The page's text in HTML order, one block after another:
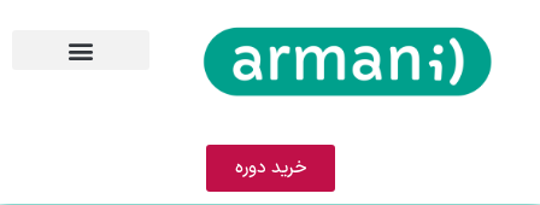
خرید دوره